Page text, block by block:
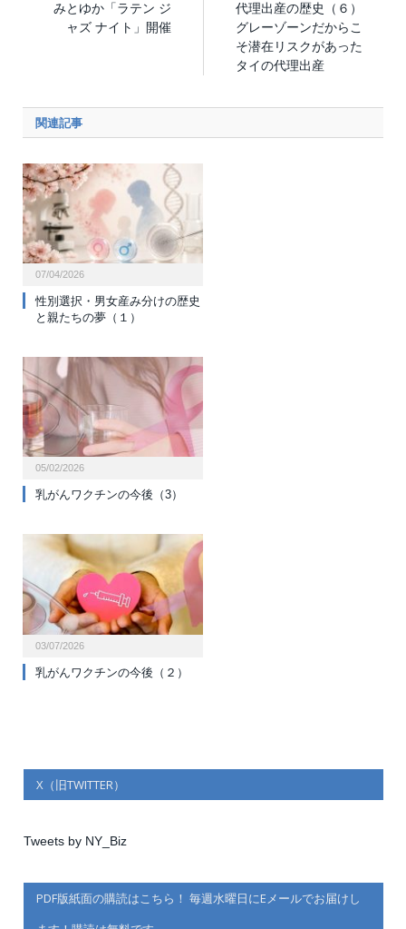
みとゆか「ラテン ジ
ャズ ナイト」開催
代理出産の歴史（６）
グレーゾーンだからこ
そ潜在リスクがあった
タイの代理出産
関連記事
07/04/2026
性別選択・男女産み分けの歴史
と親たちの夢（１）
05/02/2026
乳がんワクチンの今後（3）
03/07/2026
乳がんワクチンの今後（２）
X（旧TWITTER）
Tweets by NY_Biz
PDF版紙面の購読はこちら！ 毎週水曜日にEメールでお届けし